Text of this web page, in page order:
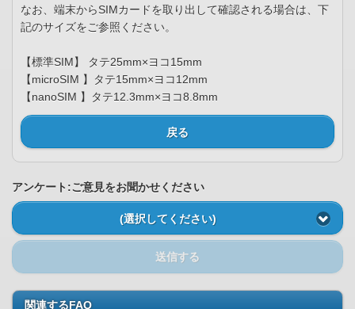
なお、端末からSIMカードを取り出して確認される場合は、下
記のサイズをご参照ください。
【標準SIM】 タテ25mm×ヨコ15mm
【microSIM 】タテ15mm×ヨコ12mm
【nanoSIM 】タテ12.3mm×ヨコ8.8mm
戻る
アンケート:ご意見をお聞かせください
(選択してください)
送信する
関連するFAQ